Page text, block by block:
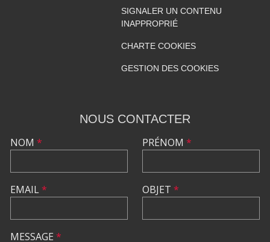
SIGNALER UN CONTENU
INAPPROPRIÉ
CHARTE COOKIES
GESTION DES COOKIES
NOUS CONTACTER
NOM *
EMAIL*
PRÉNOM *
OBJET *
MESSAGE *